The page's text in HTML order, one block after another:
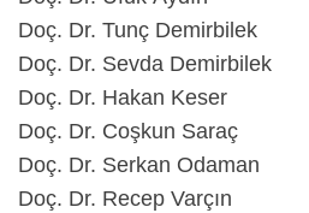
Doç. Dr. Tunç Demirbilek
Doç. Dr. Sevda Demirbilek
Doç. Dr. Hakan Keser
Doç. Dr. Coşkun Saraç
Doç. Dr. Serkan Odaman
Doç. Dr. Recep Varçın